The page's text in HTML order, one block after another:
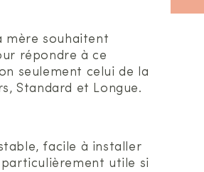
mère souhaitent
répondre à ce
seulement celui de la
Standard et Longue.
facile à installer
particulièrement utile si